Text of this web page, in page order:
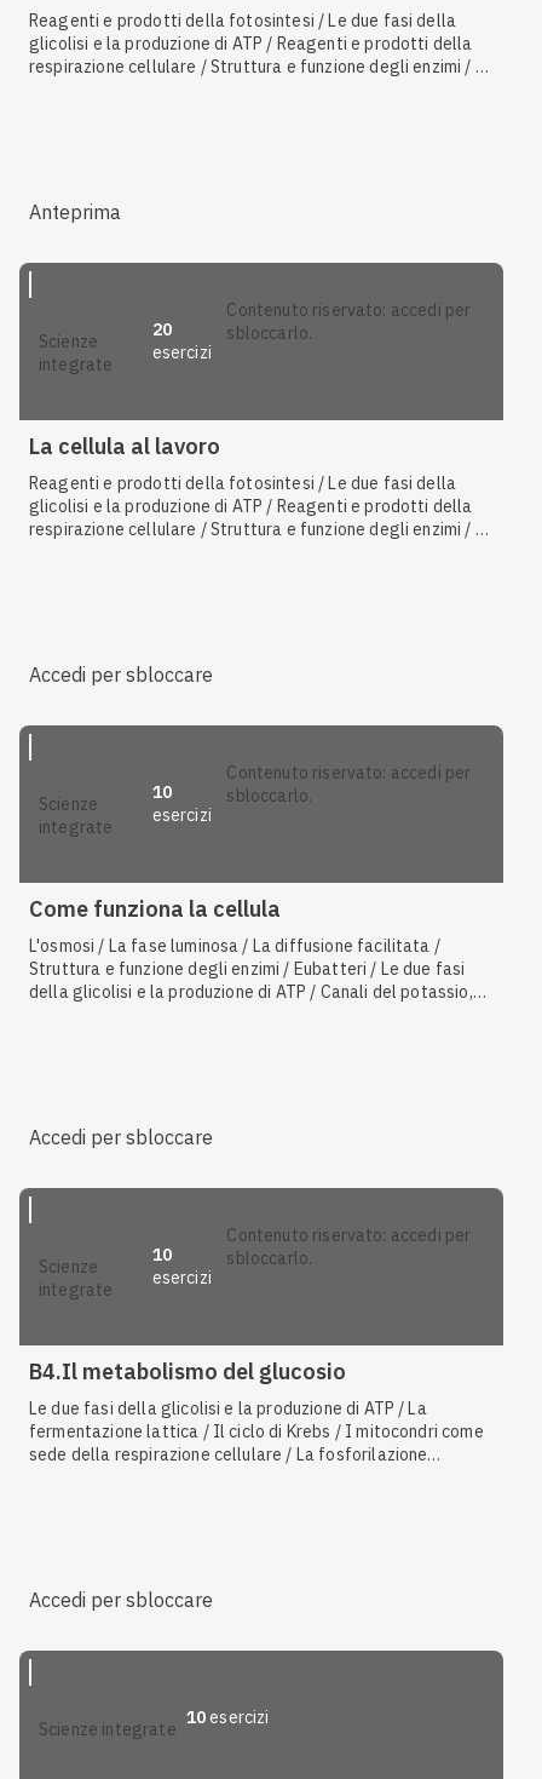
Reagenti e prodotti della fotosintesi / Le due fasi della
glicolisi e la produzione di ATP / Reagenti e prodotti della
respirazione cellulare / Struttura e funzione degli enzimi / I
vita sulla Terra / Le reazioni anaboliche
Anteprima
scienze
integrate
20
esercizi
contenuto riservato: accedi per
sbloccarlo.
La cellula al lavoro
Reagenti e prodotti della fotosintesi / Le due fasi della
glicolisi e la produzione di ATP / Reagenti e prodotti della
respirazione cellulare / Struttura e funzione degli enzimi / I
vita sulla Terra / Le reazioni anaboliche
Accedi per sbloccare
scienze
integrate
10
esercizi
contenuto riservato: accedi per
sbloccarlo.
Come funziona la cellula
L'osmosi / La fase luminosa / La diffusione facilitata /
Struttura e funzione degli enzimi / Eubatteri / Le due fasi
della glicolisi e la produzione di ATP / Canali del potassio,
Accedi per sbloccare
scienze
integrate
10
esercizi
contenuto riservato: accedi per
sbloccarlo.
B4.Il metabolismo del glucosio
Le due fasi della glicolisi e la produzione di ATP / La
fermentazione lattica / Il ciclo di Krebs / I mitocondri come
sede della respirazione cellulare / La fosforilazione
Accedi per sbloccare
scienze integrate
10 esercizi